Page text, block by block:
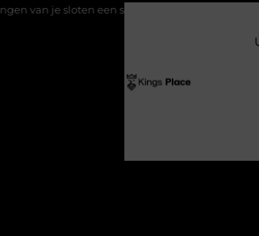
slimme eerste stap is